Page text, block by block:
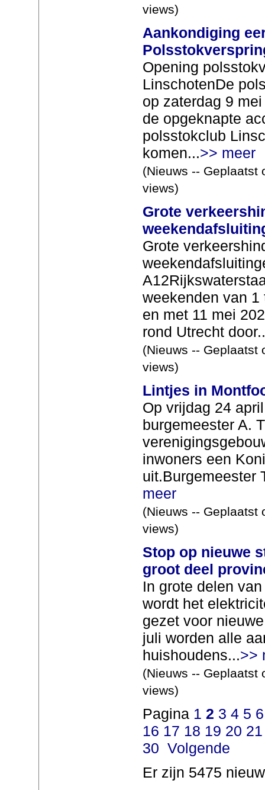
views)
Aankondiging
Opening
LinschotenDe
op zaterdag 9
de opgeknapte
polsstokclub
komen...>> meer
(Nieuws -- Geplaatst
views)
Grote
Grote
weekenden van
en met 11 mei
rond Utrecht
(Nieuws -- Geplaatst
views)
Lintjes in
Op vrijdag 24
burgemeester A.
inwoners een
uit.Burgemeester
meer
(Nieuws -- Geplaatst
views)
Stop op nieuwe
groot deel
In grote delen
wordt het
gezet voor
juli worden alle
huishoudens...>>
(Nieuws -- Geplaatst
views)
Pagina 1 2 3 4 5 6
16 17 18 19 20 21
30 Volgende
Er zijn 5475